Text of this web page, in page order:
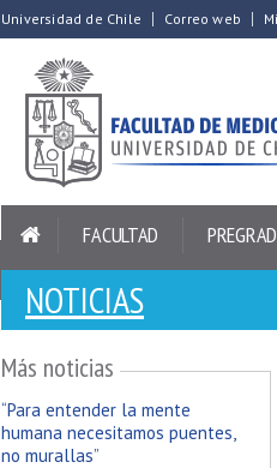
Universidad de Chile Correo web
FACULTAD
NOTICIAS
Más noticias
“Para entender la mente
humana necesitamos puentes,
no murallas”